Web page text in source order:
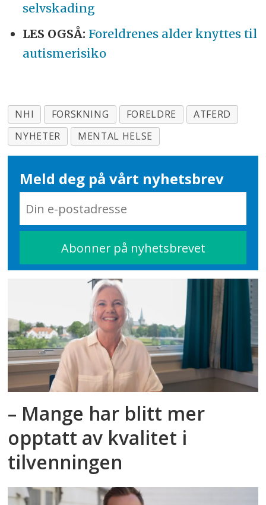
selvskading
LES OGSÅ: Foreldrenes alder knyttes til
autismerisiko
NHI FORSKNING FORELDRE
ATFERD
NYHETER
MENTAL HELSE
Meld deg på vårt nyhetsbrev
– Mange har blitt mer
opptatt av kvalitet i
tilvenningen